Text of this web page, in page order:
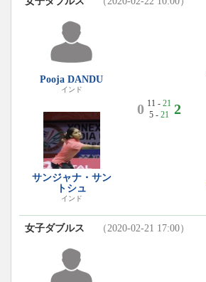
Pooja DANDU
インド
サンジャナ・サン
トシュ
インド
0 11 - 21
5 - 21 2
女子ダブルス （2020-02-21 17:00）